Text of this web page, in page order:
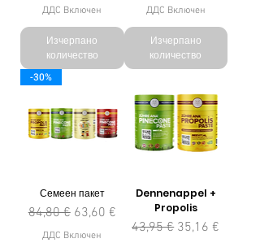
ДДС Включен
Изчерпано
количество
ДДС Включен
Изчерпано
количество
-30%
Семеен пакет
Редовна цена
84,80 € Продажна цена
63,60 €
ДДС Включен
Dennenappel +
Propolis
Редовна цена
43,95 € Продажна цена
35,16 €